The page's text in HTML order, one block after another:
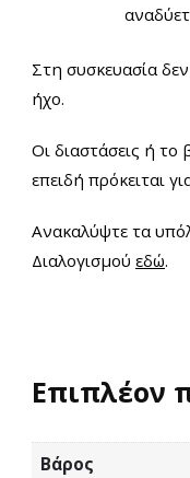
Στη συσκευασία
ήχο.
Οι διαστάσεις ή το
επειδή πρόκειται
Ανακαλύψτε τα
Διαλογισμού εδώ.
Επιπλέον
Βάρος